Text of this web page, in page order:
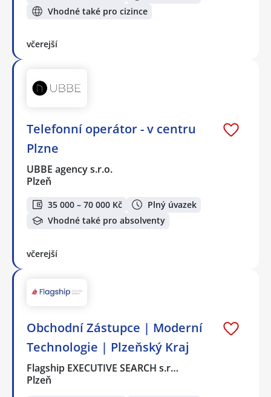
Vhodné také pro cizince
včerejší
Telefonní operátor - v centru
Plzne
UBBE agency s.r.o.
Plzeň
35 000 – 70 000 Kč
Plný úvazek
Vhodné také pro absolventy
včerejší
Obchodní Zástupce | Moderní
Technologie | Plzeňský Kraj
Flagship EXECUTIVE SEARCH s.r…
Plzeň